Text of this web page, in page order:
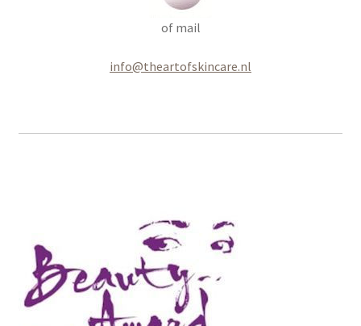
of mail
info@theartofskincare.nl